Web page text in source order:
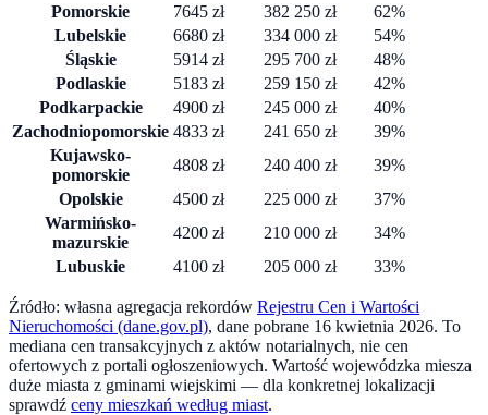
Pomorskie
7645 zł 382 250 zł 62%
Lubelskie
6680 zł 334 000 zł 54%
Śląskie
5914 zł 295 700 zł 48%
Podlaskie
5183 zł 259 150 zł 42%
Podkarpackie
4900 zł 245 000 zł 40%
Zachodniopomorskie 4833 zł 241 650 zł 39%
Kujawsko-
pomorskie
4808 zł 240 400 zł 39%
Opolskie
4500 zł 225 000 zł 37%
Warmińsko-
mazurskie
4200 zł 210 000 zł 34%
Lubuskie
4100 zł 205 000 zł 33%
Źródło: własna agregacja rekordów Rejestru Cen i Wartości
Nieruchomości (dane.gov.pl), dane pobrane 16 kwietnia 2026. To
mediana cen transakcyjnych z aktów notarialnych, nie cen
ofertowych z portali ogłoszeniowych. Wartość wojewódzka miesza
duże miasta z gminami wiejskimi — dla konkretnej lokalizacji
sprawdź ceny mieszkań według miast.